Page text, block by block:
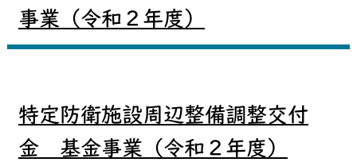
事業（令和２年度）
特定防衛施設周辺整備調整交付
金 基金事業（令和２年度）